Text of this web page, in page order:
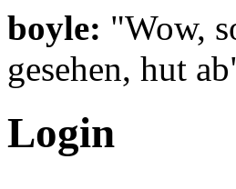
boyle: "Wow,
gesehen, hut
Login